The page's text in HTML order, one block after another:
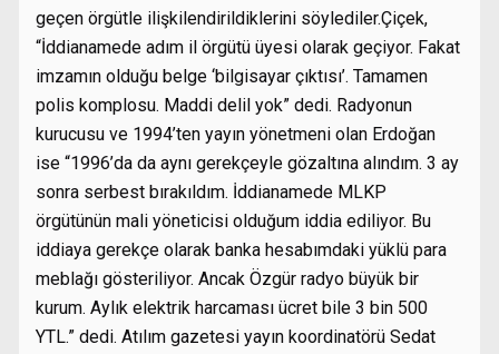
geçen örgütle ilişkilendirildiklerini söylediler.Çiçek,
“İddianamede adım il örgütü üyesi olarak geçiyor. Fakat
imzamın olduğu belge ‘bilgisayar çıktısı’. Tamamen
polis komplosu. Maddi delil yok” dedi. Radyonun
kurucusu ve 1994’ten yayın yönetmeni olan Erdoğan
ise “1996’da da aynı gerekçeyle gözaltına alındım. 3 ay
sonra serbest bırakıldım. İddianamede MLKP
örgütünün mali yöneticisi olduğum iddia ediliyor. Bu
iddiaya gerekçe olarak banka hesabımdaki yüklü para
meblağı gösteriliyor. Ancak Özgür radyo büyük bir
kurum. Aylık elektrik harcaması ücret bile 3 bin 500
YTL.” dedi. Atılım gazetesi yayın koordinatörü Sedat